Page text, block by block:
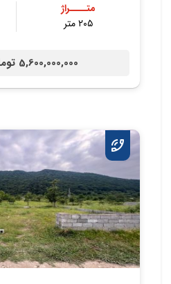
متــــراژ
۲۰۵ متر
5,600,000,000 تومان /